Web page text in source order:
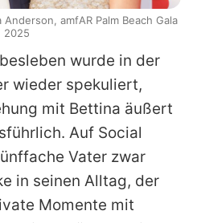
wurde in der
wieder spekuliert,
mit Bettina äußert
Auf Social
Vater zwar
in seinen Alltag, der
Momente mit
amfAR Palm Beach Gala
2025